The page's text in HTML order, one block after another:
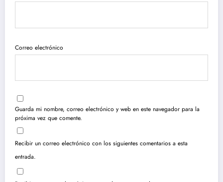
Correo electrónico
Guarda mi nombre, correo electrónico y web en este navegador para la
próxima vez que comente.
Recibir un correo electrónico con los siguientes comentarios a esta
entrada.